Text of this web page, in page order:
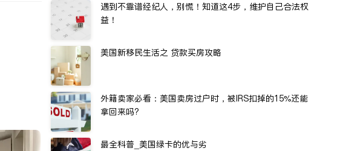
遇到不靠谱经纪人，别慌！知道这4步，维护自己合法权
益！
美国新移民生活之 贷款买房攻略
外籍卖家必看：美国卖房过户时，被IRS扣掉的15%还能
拿回来吗?
最全科普_美国绿卡的优与劣